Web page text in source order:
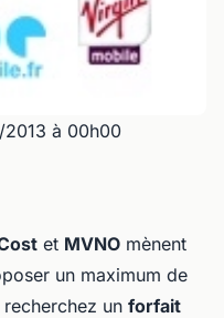
à 00h00
et MVNO mènent
un maximum de
un forfait